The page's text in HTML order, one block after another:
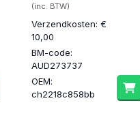
(inc. BTW)
Verzendkosten: €
10,00
BM-code:
AUD273737
OEM:
ch2218c858bb